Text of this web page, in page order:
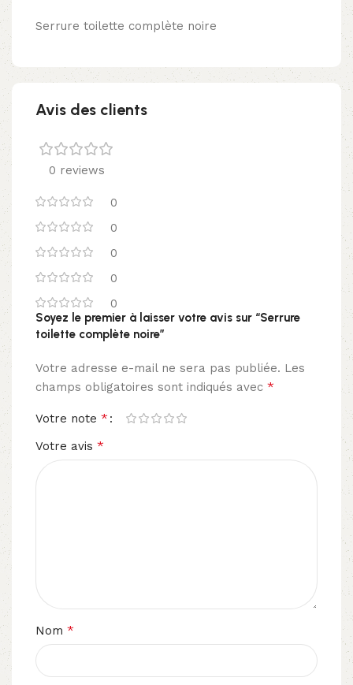
Serrure toilette complète noire
Avis des clients
0 reviews
0
0
0
0
0
Soyez le premier à laisser votre avis sur “Serrure
toilette complète noire”
Votre adresse e-mail ne sera pas publiée. Les
champs obligatoires sont indiqués avec *
Votre note *
Votre avis *
Nom *